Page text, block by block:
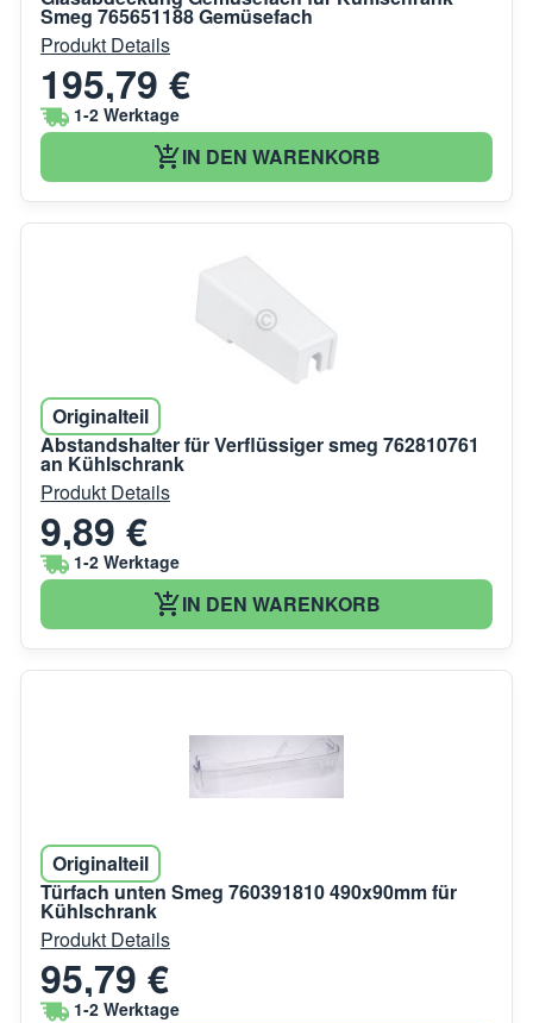
Smeg 765651188 Gemüsefach
Produkt Details
195,79 €
1-2 Werktage
IN DEN WARENKORB
Originalteil
Abstandshalter für Verflüssiger smeg 762810761
an Kühlschrank
Produkt Details
9,89 €
1-2 Werktage
IN DEN WARENKORB
Originalteil
Türfach unten Smeg 760391810 490x90mm für
Kühlschrank
Produkt Details
95,79 €
1-2 Werktage